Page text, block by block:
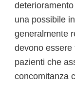
una possibile
generalmente
devono essere
pazienti che
concomitanza